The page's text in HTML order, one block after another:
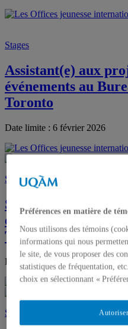
Stages
Assistant(e) aux
événements au
Toronto
Date limite : 6 février 2026
Stages
Stage – Assistant(e)
et événements au
Toronto
Date limite : 12 janvier 2026
Stages
Préférences en matière de
Nous utilisons des témoins
informations qui nous
le site, de vous proposer des
statistiques de fréquentation,
choix en sélectionnant «